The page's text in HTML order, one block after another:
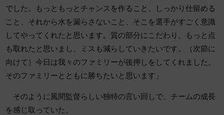
でした。もっともっとチャンスを作ること、しっかり仕留める
こと、それから水を漏らさないこと、そこを選手がすごく意識
してやってくれたと思います。質の部分にこだわり、もっと点
も取れたと思いまし、ミスも減らしていきたいです。（次節に
向けて）今日は我々のファミリーが後押しをしてくれました。
そのファミリーとともに勝ちたいと思います」
そのように風間監督らしい独特の言い回しで、チームの成長
を感じ取っていた。